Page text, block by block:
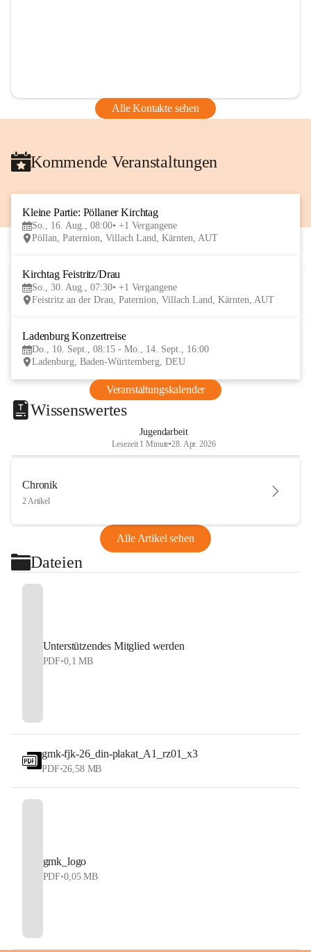
Alle Kontakte sehen
Kommende Veranstaltungen
Kleine Partie: Pöllaner Kirchtag
So., 16. Aug., 08:00 +1 Vergangene
Pöllan, Paternion, Villach Land, Kärnten, AUT
Kirchtag Feistritz/Drau
So., 30. Aug., 07:30 +1 Vergangene
Feistritz an der Drau, Paternion, Villach Land, Kärnten, AUT
Ladenburg Konzertreise
Do., 10. Sept., 08:15 - Mo., 14. Sept., 16:00
Ladenburg, Baden-Württemberg, DEU
Veranstaltungskalender
Wissenswertes
Jugendarbeit
Lesezeit 1 Minute•28. Apr. 2026
Chronik
2 Artikel
Alle Artikel sehen
Dateien
Unterstützendes Mitglied werden
PDF•0,1 MB
gmk-fjk-26_din-plakat_A1_rz01_x3
PDF•26,58 MB
gmk_logo
PDF•0,05 MB